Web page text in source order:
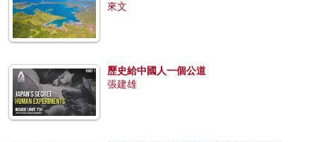
來文
歷史給中國人一個公道
張建雄